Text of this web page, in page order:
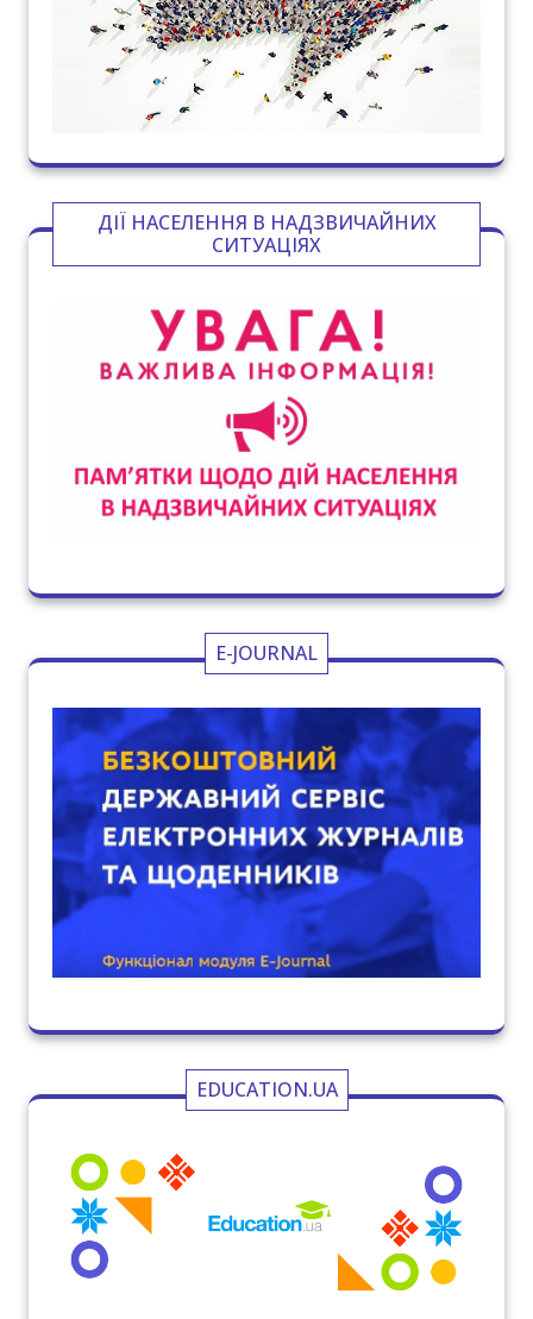
ДІЇ НАСЕЛЕННЯ В НАДЗВИЧАЙНИХ
СИТУАЦІЯХ
E-JOURNAL
EDUCATION.UA